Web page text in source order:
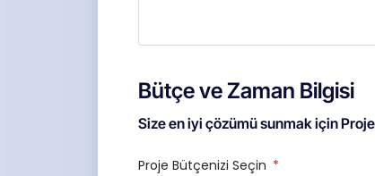
Bütçe ve Zaman Bilgisi
Size en iyi çözümü sunmak için
Proje Bütçenizi Seçin